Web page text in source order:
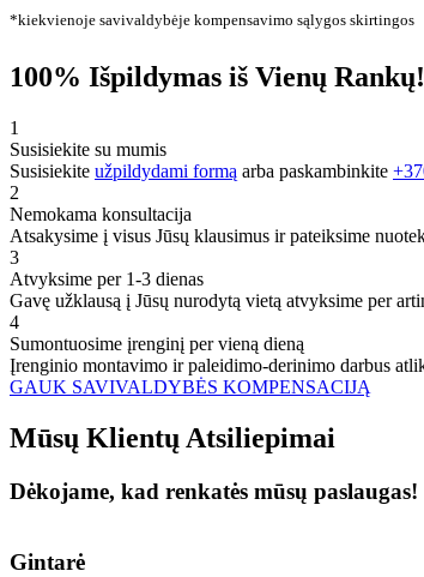
*kiekvienoje savivaldybėje kompensavimo sąlygos skirtingos
100% Išpildymas iš Vienų Rankų!
1
Susisiekite su mumis
Susisiekite užpildydami formą arba paskambinkite
2
Nemokama konsultacija
Atsakysime į visus Jūsų klausimus ir pateiksime
3
Atvyksime per 1-3 dienas
Gavę užklausą į Jūsų nurodytą vietą atvyksime per
4
Sumontuosime įrenginį per vieną dieną
Įrenginio montavimo ir paleidimo-derinimo darbus
GAUK SAVIVALDYBĖS KOMPENSACIJĄ
Mūsų Klientų Atsiliepimai
Dėkojame, kad renkatės mūsų paslaugas!
Gintarė